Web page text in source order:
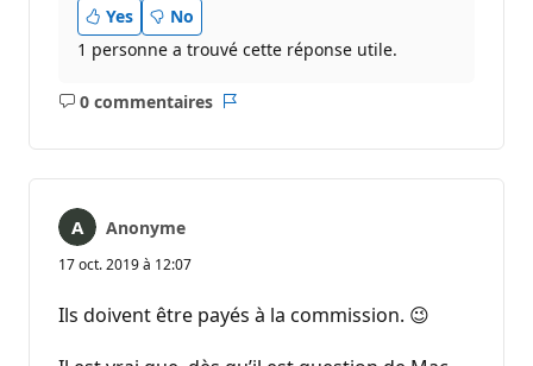
Yes
No
1 personne a trouvé cette réponse utile.
0 commentaires
Aucun
Anonyme
17 oct. 2019 à 12:07
Ils doivent être payés à la commission. 😉